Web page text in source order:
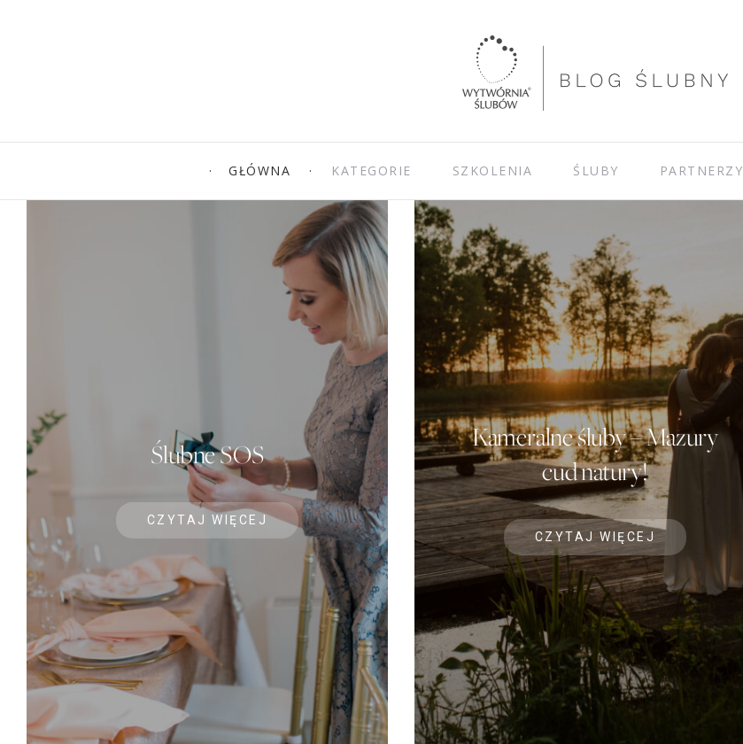
GŁÓWNA KATEGORIE SZKOLENIA ŚLUBY PARTNERZY
Ślubne SOS
CZYTAJ WIĘCEJ
Kameralne śluby – Mazury
cud natury!
CZYTAJ WIĘCEJ